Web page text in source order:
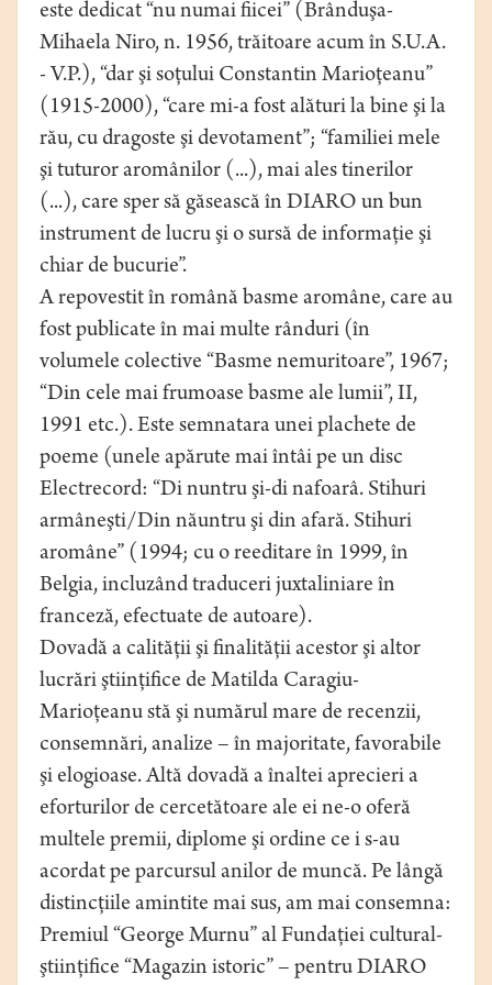
este dedicat “nu numai fiicei” (Brânduşa-
Mihaela Niro, n. 1956, trăitoare acum în S.U.A.
- V.P.), “dar şi soţului Constantin Marioţeanu”
(1915-2000), “care mi-a fost alături la bine şi la
rău, cu dragoste şi devotament”; “familiei mele
şi tuturor aromânilor (...), mai ales tinerilor
(...), care sper să găsească în DIARO un bun
instrument de lucru şi o sursă de informaţie şi
chiar de bucurie”.
A repovestit în română basme aromâne, care au
fost publicate în mai multe rânduri (în
volumele colective “Basme nemuritoare”, 1967;
“Din cele mai frumoase basme ale lumii”, II,
1991 etc.). Este semnatara unei plachete de
poeme (unele apărute mai întâi pe un disc
Electrecord: “Di nuntru şi-di nafoarâ. Stihuri
armâneşti/Din năuntru şi din afară. Stihuri
aromâne” (1994; cu o reeditare în 1999, în
Belgia, incluzând traduceri juxtaliniare în
franceză, efectuate de autoare).
Dovadă a calităţii şi finalităţii acestor şi altor
lucrări ştiinţifice de Matilda Caragiu-
Marioţeanu stă şi numărul mare de recenzii,
consemnări, analize – în majoritate, favorabile
şi elogioase. Altă dovadă a înaltei aprecieri a
eforturilor de cercetătoare ale ei ne-o oferă
multele premii, diplome şi ordine ce i s-au
acordat pe parcursul anilor de muncă. Pe lângă
distincţiile amintite mai sus, am mai consemna:
Premiul “George Murnu” al Fundaţiei cultural-
ştiinţifice “Magazin istoric” – pentru DIARO